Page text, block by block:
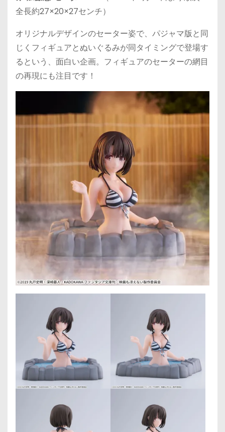
全長約27×20×27センチ）
オリジナルデザインのセーター姿で、パジャマ版と同
じくフィギュアとぬいぐるみが同タイミングで登場す
るという、面白い企画。フィギュアのセーターの網目
の再現にも注目です！